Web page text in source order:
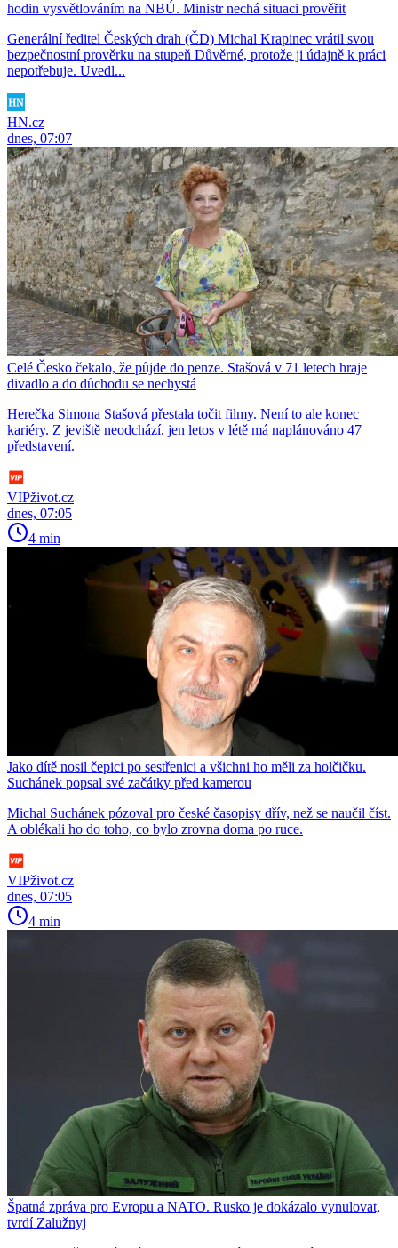
hodin vysvětlováním na NBÚ. Ministr nechá situaci prověřit
Generální ředitel Českých drah (ČD) Michal Krapinec vrátil svou
bezpečnostní prověrku na stupeň Důvěrné, protože ji údajně k práci
nepotřebuje. Uvedl...
HN.cz
dnes, 07:07
Celé Česko čekalo, že půjde do penze. Stašová v 71 letech hraje
divadlo a do důchodu se nechystá
Herečka Simona Stašová přestala točit filmy. Není to ale konec
kariéry. Z jeviště neodchází, jen letos v létě má naplánováno 47
představení.
VIPživot.cz
dnes, 07:05
4 min
Jako dítě nosil čepici po sestřenici a všichni ho měli za holčičku.
Suchánek popsal své začátky před kamerou
Michal Suchánek pózoval pro české časopisy dřív, než se naučil číst.
A oblékali ho do toho, co bylo zrovna doma po ruce.
VIPživot.cz
dnes, 07:05
4 min
Špatná zpráva pro Evropu a NATO. Rusko je dokázalo vynulovat,
tvrdí Zalužnyj